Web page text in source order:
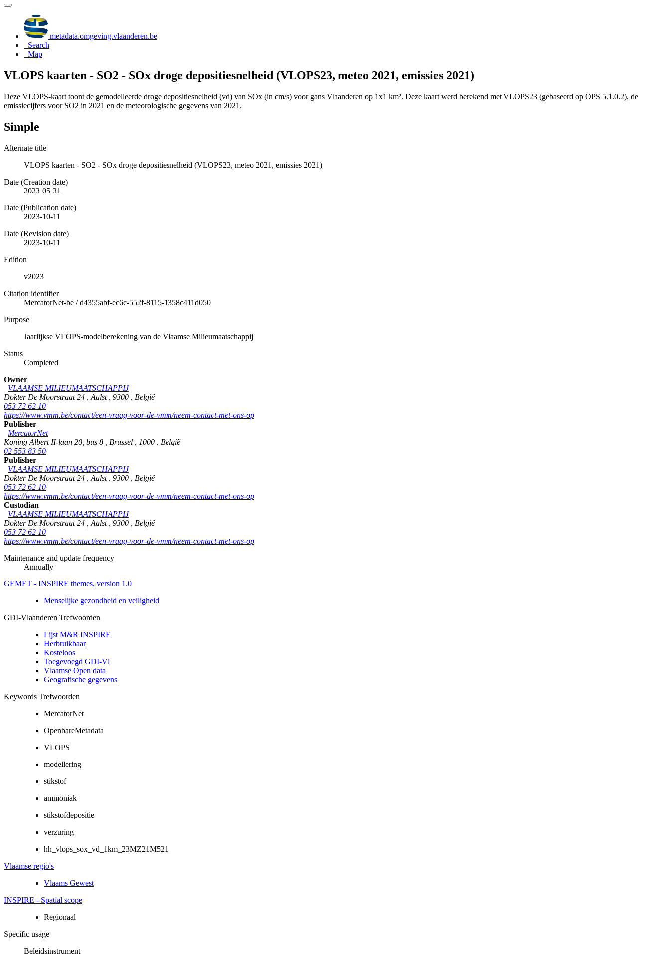
metadata.omgeving.vlaanderen.be
Search
Map
VLOPS kaarten - SO2 - SOx droge depositiesnelheid (VLOPS23, meteo 2021, emissies 2021)
Deze VLOPS-kaart toont de gemodelleerde droge depositiesnelheid (vd) van SOx (in cm/s) voor gans Vlaanderen op 1x1 km². Deze kaart werd berekend met VLOPS23 (gebaseerd op OPS 5.1.0.2), de
emissiecijfers voor SO2 in 2021 en de meteorologische gegevens van 2021.
Simple
Alternate title
VLOPS kaarten - SO2 - SOx droge depositiesnelheid (VLOPS23, meteo 2021, emissies 2021)
Date (Creation date)
2023-05-31
Date (Publication date)
2023-10-11
Date (Revision date)
2023-10-11
Edition
v2023
Citation identifier
MercatorNet-be /d4355abf-ec6c-552f-8115-1358c411d050
Purpose
Jaarlijkse VLOPS-modelberekening van de Vlaamse Milieumaatschappij
Status
Completed
Owner
VLAAMSE MILIEUMAATSCHAPPIJ
Dokter De Moorstraat 24
Aalst 9300
België
053 72 62 10
https://www.vmm.be/contact/een-vraag-voor-de-vmm/neem-contact-met-ons-op
Publisher
MercatorNet
Koning Albert II-laan 20, bus 8
Brussel 1000
België
02 553 83 50
Publisher
VLAAMSE MILIEUMAATSCHAPPIJ
Dokter De Moorstraat 24
Aalst 9300
België
053 72 62 10
https://www.vmm.be/contact/een-vraag-voor-de-vmm/neem-contact-met-ons-op
Custodian
VLAAMSE MILIEUMAATSCHAPPIJ
Dokter De Moorstraat 24
Aalst 9300
België
053 72 62 10
https://www.vmm.be/contact/een-vraag-voor-de-vmm/neem-contact-met-ons-op
Maintenance and update frequency
Annually
GEMET - INSPIRE themes, version 1.0
Menselijke gezondheid en veiligheid
GDI-Vlaanderen Trefwoorden
Lijst M&R INSPIRE
Herbruikbaar
Kosteloos
Toegevoegd GDI-Vl
Vlaamse Open data
Geografische gegevens
Keywords Trefwoorden
MercatorNet
OpenbareMetadata
VLOPS
modellering
stikstof
ammoniak
stikstofdepositie
verzuring
hh_vlops_sox_vd_1km_23MZ21M521
Vlaamse regio's
Vlaams Gewest
INSPIRE - Spatial scope
Regionaal
Specific usage
Beleidsinstrument